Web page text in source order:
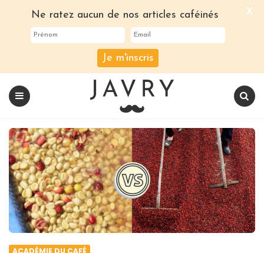
Le
blog
Javry
Coffee
ACADÉMIE DU CAFÉ
Ne ratez aucun de nos articles caféinés
Je m'inscris
X